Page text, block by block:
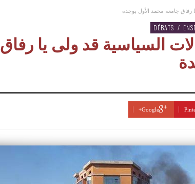
رفاق جامعة محمد الأول بوجدة
DÉBATS /
السياسية قد ولى يا رفاق
Google+